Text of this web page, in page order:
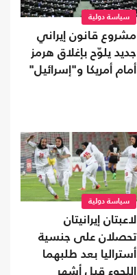
سياسة دولية
مشروع قانون إيراني
جديد يلوّح بإغلاق هرمز
أمام أمريكا و"إسرائيل"
سياسة دولية
لاعبتان إيرانيتان
تحصلان على جنسية
أستراليا بعد طلبهما
اللجوء قبل أشهر